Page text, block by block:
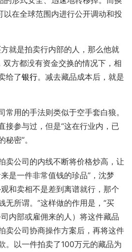
以在全球范围内进行公开调动和投
就是拍卖行内部的人，那么他就
方都没有资金交换的情况下，相
给了银行。减去藏品成本后，就是
常用的手法则类似于空手套白狼。
接参与过，但是“这在行业内，已
密”。
卖公司的内线不断将价格炒高，让
是一件非常值钱的珍品”，沈梦
和卖相不是差到离谱就行，那个
无所谓。”这样做的作用是，“买
内部或雇佣来的人）将这件藏品
卖公司协商操作方案后，再将这件
。以一件拍卖了100万元的藏品为